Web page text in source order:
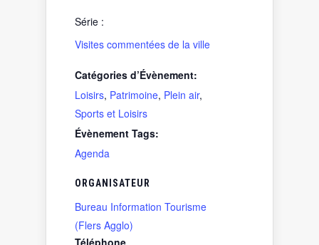
Série :
Visites commentées de la ville
Catégories d’Évènement:
Loisirs, Patrimoine, Plein air,
Sports et Loisirs
Évènement Tags:
Agenda
ORGANISATEUR
Bureau Information Tourisme
(Flers Agglo)
Téléphone